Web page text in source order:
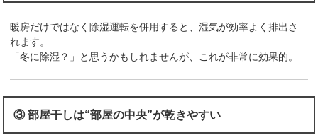
暖房だけではなく除湿運転を併用すると、湿気が効率よく排出さ
れます。
「冬に除湿？」と思うかもしれませんが、これが非常に効果的。
③ 部屋干しは“部屋の中央”が乾きやすい